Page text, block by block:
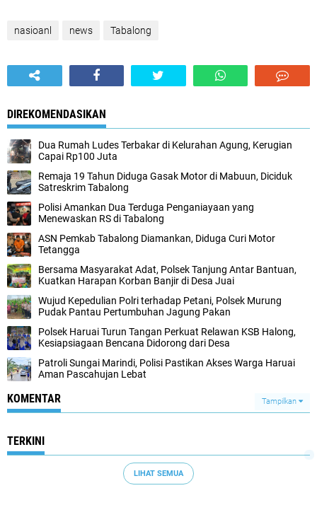
nasioanl news Tabalong
DIREKOMENDASIKAN
Dua Rumah Ludes Terbakar di Kelurahan Agung, Kerugian
Capai Rp100 Juta
Remaja 19 Tahun Diduga Gasak Motor di Mabuun, Diciduk
Satreskrim Tabalong
Polisi Amankan Dua Terduga Penganiayaan yang
Menewaskan RS di Tabalong
ASN Pemkab Tabalong Diamankan, Diduga Curi Motor
Tetangga
Bersama Masyarakat Adat, Polsek Tanjung Antar Bantuan,
Kuatkan Harapan Korban Banjir di Desa Juai
Wujud Kepedulian Polri terhadap Petani, Polsek Murung
Pudak Pantau Pertumbuhan Jagung Pakan
Polsek Haruai Turun Tangan Perkuat Relawan KSB Halong,
Kesiapsiagaan Bencana Didorong dari Desa
Patroli Sungai Marindi, Polisi Pastikan Akses Warga Haruai
Aman Pascahujan Lebat
KOMENTAR Tampilkan
TERKINI
LIHAT SEMUA